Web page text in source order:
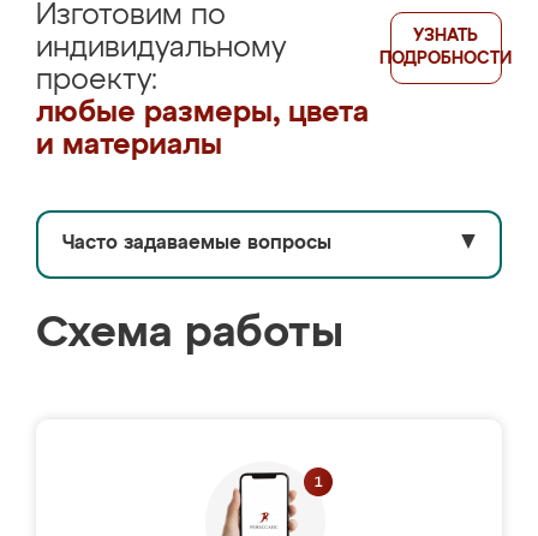
Изготовим по
индивидуальному
проекту:
любые размеры, цвета
и материалы
УЗНАТЬ
ПОДРОБНОСТИ
Часто задаваемые вопросы ▼
Схема работы